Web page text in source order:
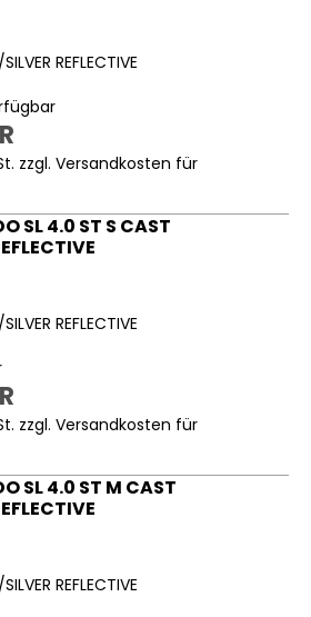
REFLECTIVE
zzgl. Versandkosten für
SL 4.0 ST S CAST
REFLECTIVE
zzgl. Versandkosten für
SL 4.0 ST M CAST
REFLECTIVE